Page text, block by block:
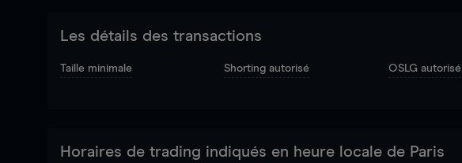
Les détails des transactions
Taille minimale Shorting autorisé OSLG autorisé
Horaires de trading indiqués en heure locale de Paris